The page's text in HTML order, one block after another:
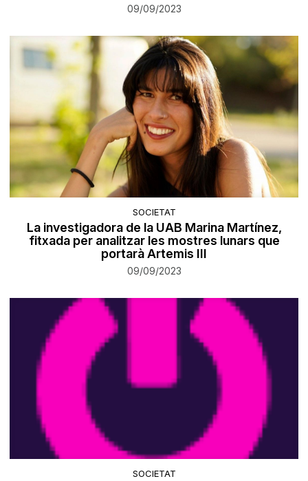
09/09/2023
SOCIETAT
La investigadora de la UAB Marina Martínez,
fitxada per analitzar les mostres lunars que
portarà Artemis III
09/09/2023
SOCIETAT